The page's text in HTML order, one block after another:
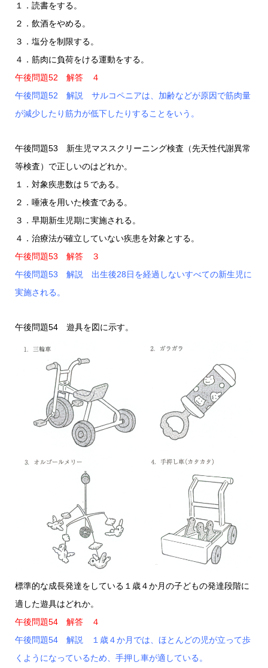
１．読書をする。
２．飲酒をやめる。
３．塩分を制限する。
４．筋肉に負荷をける運動をする。
午後問題52 解答 ４
午後問題52 解説 サルコペニアは、加齢などが原因で筋肉量
が減少したり筋力が低下したりすることをいう。
午後問題53 新生児マススクリーニング検査（先天性代謝異常
等検査）で正しいのはどれか。
１．対象疾患数は５である。
２．唾液を用いた検査である。
３．早期新生児期に実施される。
４．治療法が確立していない疾患を対象とする。
午後問題53 解答 ３
午後問題53 解説 出生後28日を経過しないすべての新生児に
実施される。
午後問題54 遊具を図に示す。
標準的な成長発達をしている１歳４か月の子どもの発達段階に
適した遊具はどれか。
午後問題54 解答 ４
午後問題54 解説 １歳４か月では、ほとんどの児が立って歩
くようになっているため、手押し車が適している。